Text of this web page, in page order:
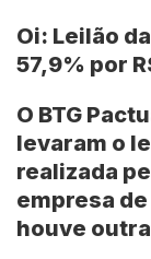
Oi: Leilão
57,9% por
O BTG
levaram o
realizada
empresa
houve